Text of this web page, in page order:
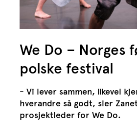
We Do – Norges
polske festival
- Vi lever sammen, likevel
hverandre så godt, sier
prosjektleder for We Do.